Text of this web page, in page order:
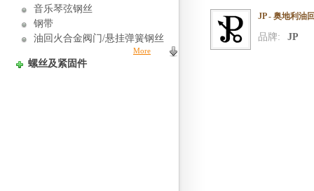
音乐琴弦钢丝
钢带
油回火合金阀门/悬挂弹簧钢丝
More
螺丝及紧固件
JP - 奥地利油
品牌: JP